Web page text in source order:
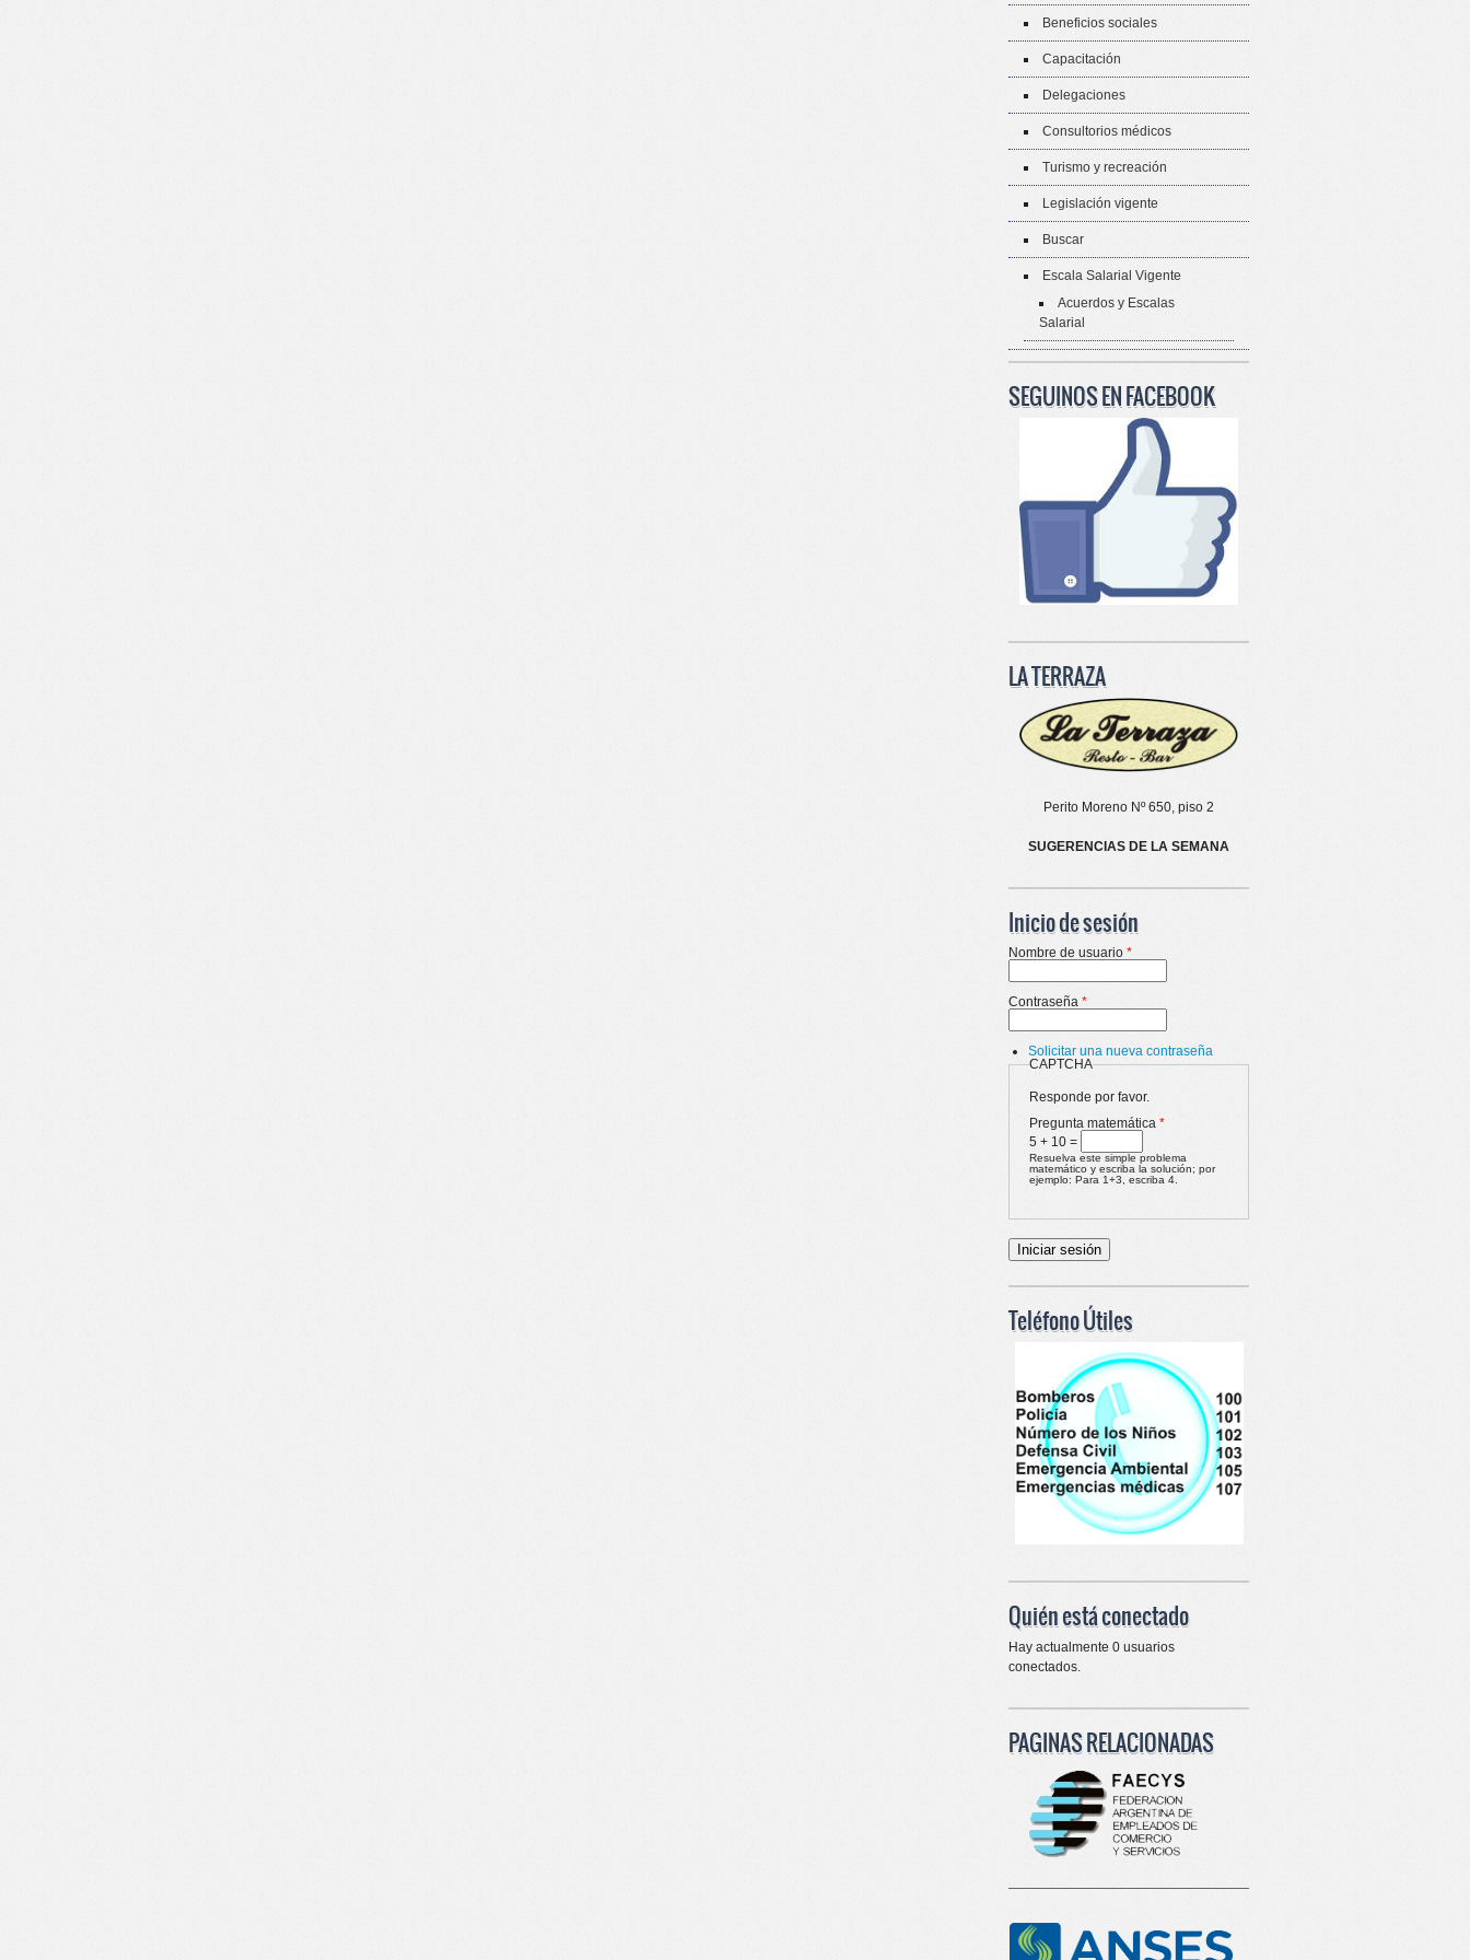
Beneficios sociales
Capacitación
Delegaciones
Consultorios médicos
Turismo y recreación
Legislación vigente
Buscar
Escala Salarial Vigente
Acuerdos y Escalas
Salarial
SEGUINOS EN FACEBOOK
LA TERRAZA
Perito Moreno Nº 650, piso 2
SUGERENCIAS DE LA SEMANA
Inicio de sesión
Nombre de usuario *
Contraseña *
Solicitar una nueva contraseña
CAPTCHA
Responde por favor.
Pregunta matemática *
5 + 10 =
Resuelva este simple problema
matemático y escriba la solución; por
ejemplo: Para 1+3, escriba 4.
Teléfono Útiles
Quién está conectado
Hay actualmente 0 usuarios
conectados.
PAGINAS RELACIONADAS